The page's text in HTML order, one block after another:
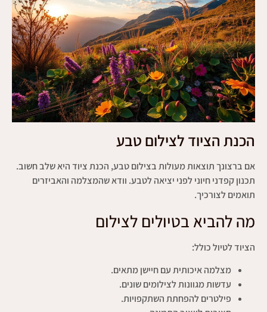
הכנת הציוד לצילום טבע
אם ברצונך תוצאות מעולות בצילום טבע, הכנת ציוד היא שלב חשוב.
תכנון קפדני חיוני לפני יציאה לטבע. וודא שהמצלמה והאביזרים
תואמים לצורכיך.
מה להביא בטיולים לצילום
הציוד לטיול כולל:
מצלמה איכותית עם חיישן מתאים.
עדשות מגוונות לצילומים שונים.
פילטרים להפחתת השתקפויות.